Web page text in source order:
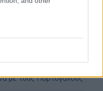
με τους Πορτογάλους